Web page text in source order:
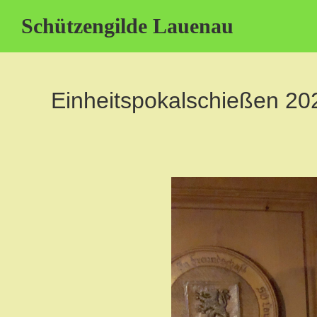
Schützengilde Lauenau
Einheitspokalschießen